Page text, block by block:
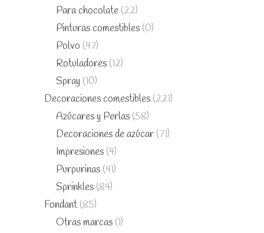
Para chocolate (22)
Pinturas comestibles (0)
Polvo (47)
Rotuladores (12)
Spray (10)
Decoraciones comestibles (221)
Azúcares y Perlas (58)
Decoraciones de azúcar (71)
Impresiones (4)
Purpurinas (41)
Sprinkles (84)
Fondant (85)
Otras marcas (1)